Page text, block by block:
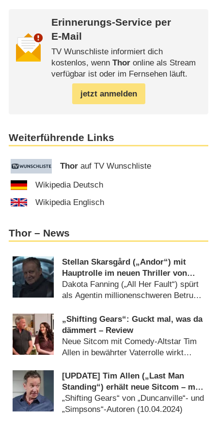
Erinnerungs-Service per
E-Mail
TV Wunschliste informiert dich
kostenlos, wenn Thoronline als Stream
verfügbar ist oder im Fernsehen läuft.
jetzt anmelden
Weiterführende Links
Thor auf TV Wunschliste
Wikipedia Deutsch
Wikipedia Englisch
Thor – News
Stellan Skarsgård („Andor“) mit
Hauptrolle im neuen Thriller von
„Homeland“-Produzent
Dakota Fanning („All Her Fault“) spürt
als Agentin millionenschweren Betrug
„Shifting Gears“: Guckt mal, was da
dämmert – Review
Neue Sitcom mit Comedy-Altstar Tim
Allen in bewährter Vaterrolle wirkt
[UPDATE] Tim Allen („Last Man
Standing“) erhält neue Sitcom – mit
„2 Broke Girls“-Star Kat Dennings
„Shifting Gears“ von „Duncanville“- und
„Simpsons“-Autoren (10.04.2024)